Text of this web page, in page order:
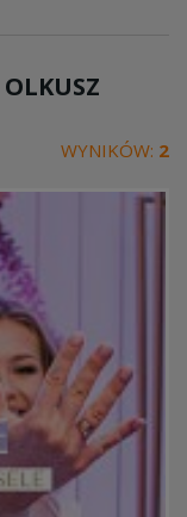
OLKUSZ
WYNIKÓW: 2